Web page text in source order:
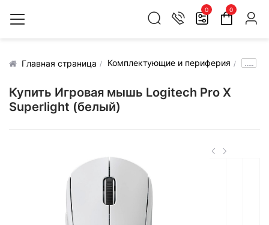
0 0
Главная страница Комплектующие и периферия .....
Купить Игровая мышь Logitech Pro X
Superlight (белый)